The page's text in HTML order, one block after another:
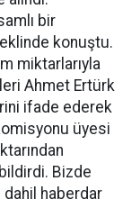
bir
konuştu.
miktarlarıyla
Ahmet Ertürk
ifade ederek 
üyesi
Bizde
dahil haberdar